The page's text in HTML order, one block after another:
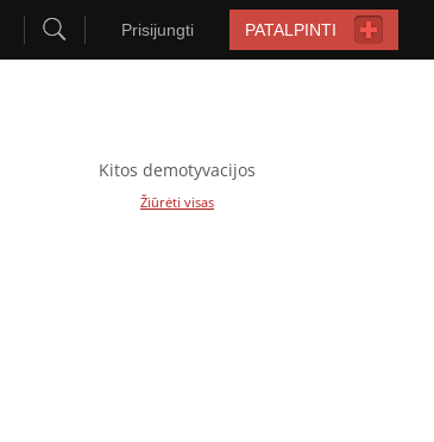
PATALPINTI
Prisijungti
Kitos demotyvacijos
Žiūrėti visas